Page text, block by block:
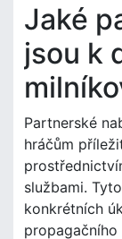
Jaké
jsou k
Partnerské
hráčům
službami.
konkrétních
propagačního